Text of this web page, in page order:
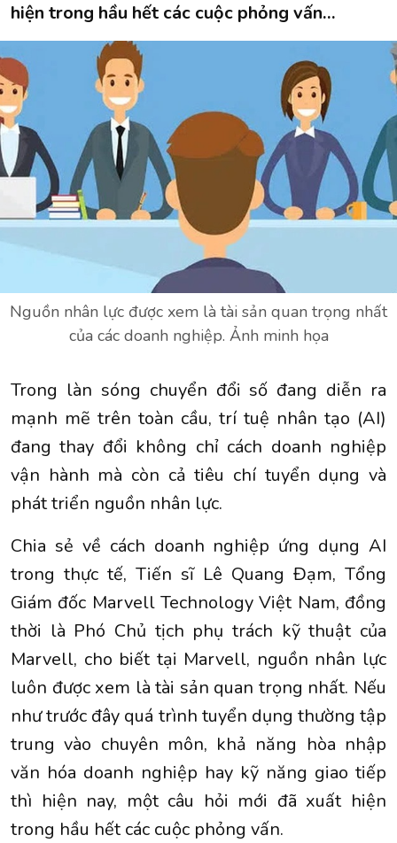
hiện trong hầu hết các cuộc phỏng vấn…
Nguồn nhân lực được xem là tài sản quan trọng nhất
của các doanh nghiệp. Ảnh minh họa
Trong làn sóng chuyển đổi số đang diễn ra
mạnh mẽ trên toàn cầu, trí tuệ nhân tạo (AI)
đang thay đổi không chỉ cách doanh nghiệp
vận hành mà còn cả tiêu chí tuyển dụng và
phát triển nguồn nhân lực.
Chia sẻ về cách doanh nghiệp ứng dụng AI
trong thực tế, Tiến sĩ Lê Quang Đạm, Tổng
Giám đốc Marvell Technology Việt Nam, đồng
thời là Phó Chủ tịch phụ trách kỹ thuật của
Marvell, cho biết tại Marvell, nguồn nhân lực
luôn được xem là tài sản quan trọng nhất. Nếu
như trước đây quá trình tuyển dụng thường tập
trung vào chuyên môn, khả năng hòa nhập
văn hóa doanh nghiệp hay kỹ năng giao tiếp
thì hiện nay, một câu hỏi mới đã xuất hiện
trong hầu hết các cuộc phỏng vấn.